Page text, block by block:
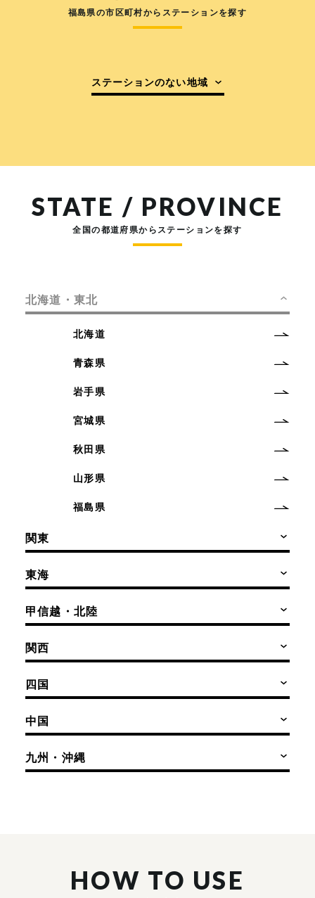
福島県の市区町村からステーションを探す
ステーションのない地域
STATE / PROVINCE
全国の都道府県からステーションを探す
北海道・東北
北海道
青森県
岩手県
宮城県
秋田県
山形県
福島県
関東
東海
甲信越・北陸
関西
四国
中国
九州・沖縄
HOW TO USE